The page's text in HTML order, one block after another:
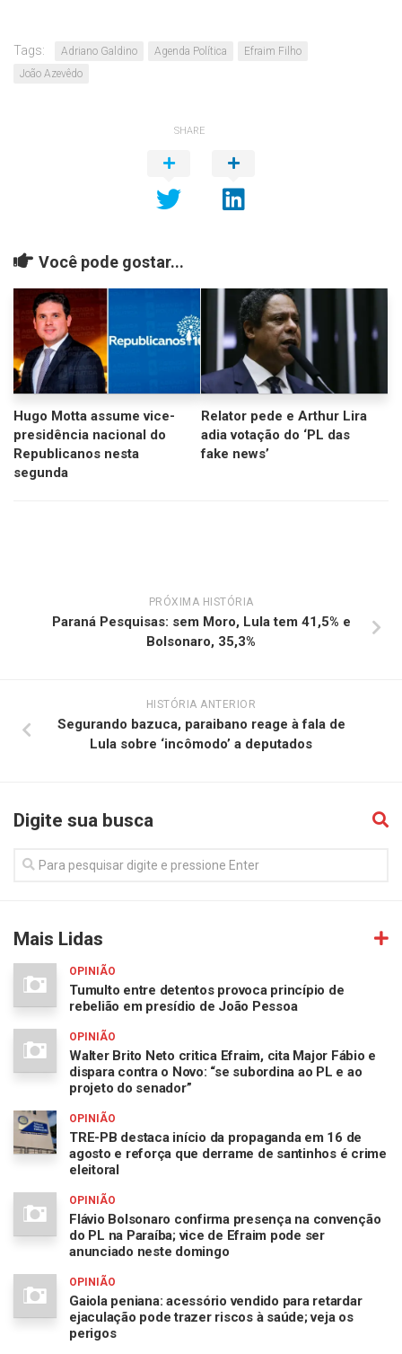
Tags: Adriano Galdino Agenda Política
Efraim Filho
João Azevêdo
SHARE
Você pode gostar...
Hugo Motta assume vice-
presidência nacional do
Republicanos nesta
segunda
Relator pede e Arthur Lira
adia votação do ‘PL das
fake news’
PRÓXIMA HISTÓRIA
Paraná Pesquisas: sem Moro, Lula tem 41,5% e
Bolsonaro, 35,3%
HISTÓRIA ANTERIOR
Segurando bazuca, paraibano reage à fala de
Lula sobre ‘incômodo’ a deputados
Digite sua busca
Mais Lidas
OPINIÃO
Tumulto entre detentos provoca princípio de
rebelião em presídio de João Pessoa
OPINIÃO
Walter Brito Neto critica Efraim, cita Major Fábio e
dispara contra o Novo: “se subordina ao PL e ao
projeto do senador”
OPINIÃO
TRE-PB destaca início da propaganda em 16 de
agosto e reforça que derrame de santinhos é crime
eleitoral
OPINIÃO
Flávio Bolsonaro confirma presença na convenção
do PL na Paraíba; vice de Efraim pode ser
anunciado neste domingo
OPINIÃO
Gaiola peniana: acessório vendido para retardar
ejaculação pode trazer riscos à saúde; veja os
perigos